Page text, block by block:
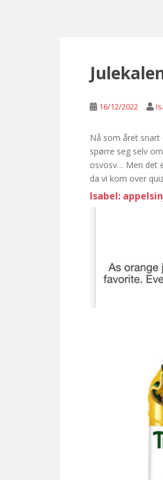
16/12/2022
Nå som året snart
spørre seg selv
osvosv… Men det
da vi kom over
Isabel: